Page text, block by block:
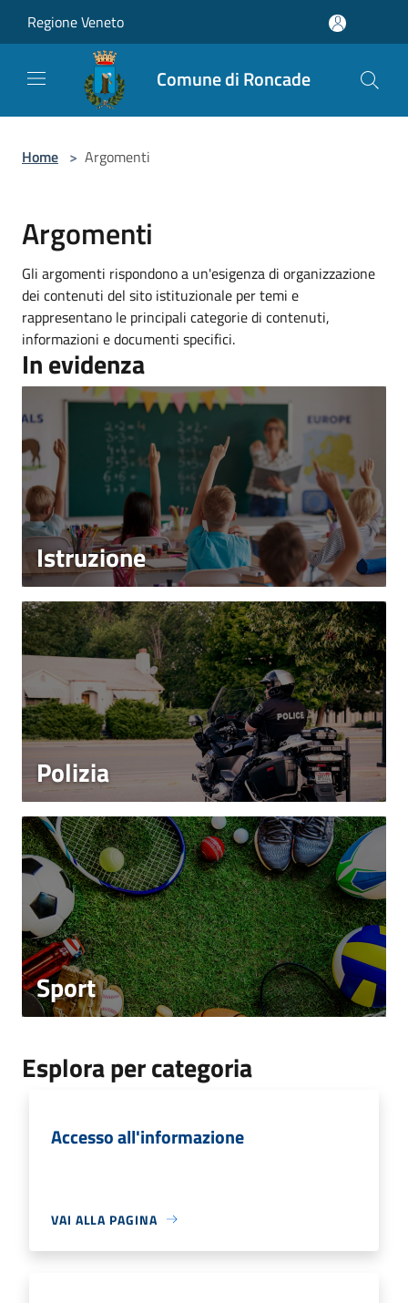
Regione Veneto
Comune di Roncade
Home > Argomenti
Argomenti
Gli argomenti rispondono a un'esigenza di organizzazione
dei contenuti del sito istituzionale per temi e
rappresentano le principali categorie di contenuti,
informazioni e documenti specifici.
In evidenza
Istruzione
Polizia
Sport
Esplora per categoria
Accesso all'informazione
VAI ALLA PAGINA